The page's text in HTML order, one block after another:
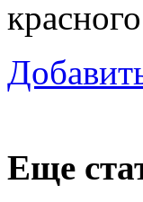
Еще